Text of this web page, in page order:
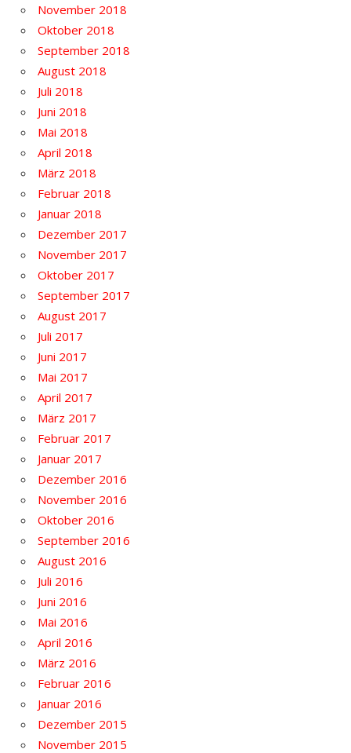
November 2018
Oktober 2018
September 2018
August 2018
Juli 2018
Juni 2018
Mai 2018
April 2018
März 2018
Februar 2018
Januar 2018
Dezember 2017
November 2017
Oktober 2017
September 2017
August 2017
Juli 2017
Juni 2017
Mai 2017
April 2017
März 2017
Februar 2017
Januar 2017
Dezember 2016
November 2016
Oktober 2016
September 2016
August 2016
Juli 2016
Juni 2016
Mai 2016
April 2016
März 2016
Februar 2016
Januar 2016
Dezember 2015
November 2015